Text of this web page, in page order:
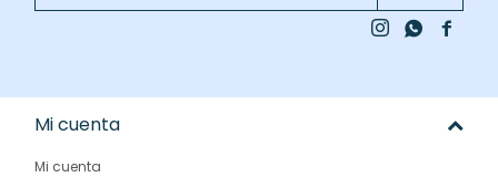

 
Mi cuenta
Mi cuenta